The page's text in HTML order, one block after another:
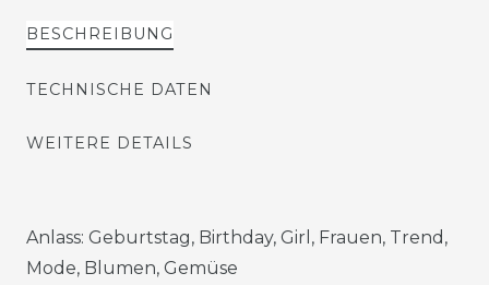
BESCHREIBUNG
TECHNISCHE DATEN
WEITERE DETAILS
Anlass: Geburtstag, Birthday, Girl, Frauen, Trend,
Mode, Blumen, Gemüse